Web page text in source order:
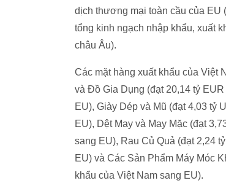
dịch thương mại toàn cầu của EU
tổng kinh ngạch nhập khẩu, xuất
châu Âu).
Các mặt hàng xuất khẩu của Việt
và Đồ Gia Dụng (đạt 20,14 tỷ
EU), Giày Dép và Mũ (đạt 4,03 tỷ
EU), Dệt May và May Mặc (đạt
sang EU), Rau Củ Quả (đạt 2,24
EU) và Các Sản Phẩm Máy Móc
khẩu của Việt Nam sang EU).